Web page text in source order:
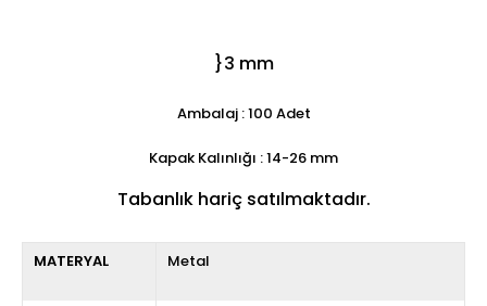
}3 mm
Ambalaj : 100 Adet
Kapak Kalınlığı : 14-26 mm
Tabanlık hariç satılmaktadır.
MATERYAL Metal